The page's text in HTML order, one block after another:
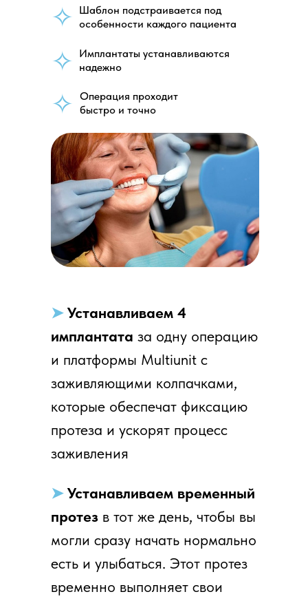
✧
Шаблон подстраивается под
особенности каждого пациента
Имплантаты устанавливаются
надежно
Операция проходит
быстро и точно
➤Устанавливаем 4
имплантата за одну операцию
и платформы Multiunit с
заживляющими колпачками,
которые обеспечат фиксацию
протеза и ускорят процесс
заживления
➤Устанавливаем временный
протез в тот же день, чтобы вы
могли сразу начать нормально
есть и улыбаться. Этот протез
временно выполняет свои
✧
✧